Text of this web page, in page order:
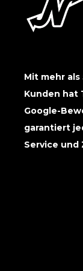
Mit mehr
Kunden hat
Google-
garantiert
Service und